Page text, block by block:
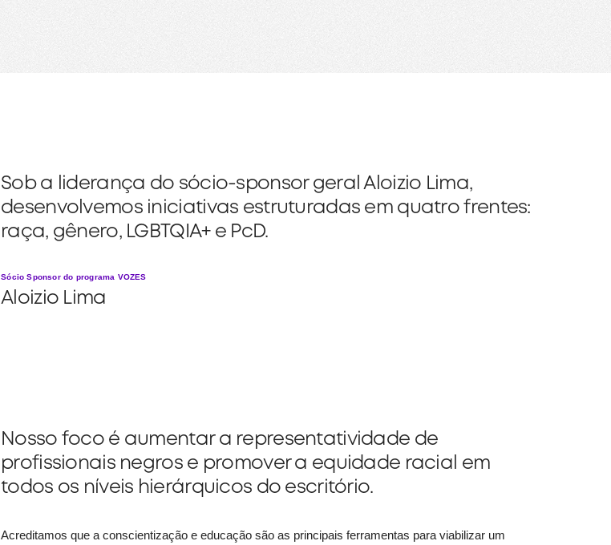
Sob a liderança do sócio-sponsor geral Aloizio Lima,
desenvolvemos iniciativas estruturadas em quatro frentes:
raça, gênero, LGBTQIA+ e PcD.
Sócio Sponsor do programa VOZES
Aloizio Lima
Nosso foco é aumentar a representatividade de
profissionais negros e promover a equidade racial em
todos os níveis hierárquicos do escritório.
Acreditamos que a conscientização e educação são as principais ferramentas para viabilizar um